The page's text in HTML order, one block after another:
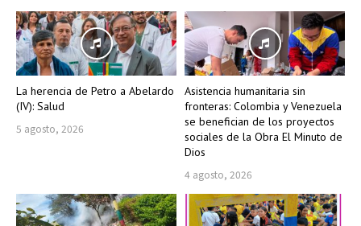
La herencia de Petro a Abelardo
(IV): Salud
5 agosto, 2026
Asistencia humanitaria sin
fronteras: Colombia y Venezuela
se benefician de los proyectos
sociales de la Obra El Minuto de
Dios
4 agosto, 2026